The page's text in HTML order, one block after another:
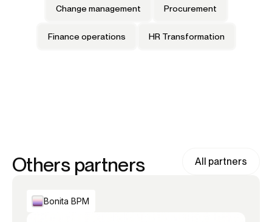
Change management Procurement
Finance operations HR Transformation
Others partners All partners
Bonita BPM